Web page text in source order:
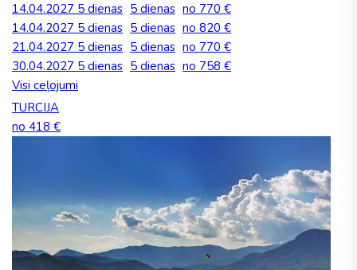
14.04.2027 5 dienas 5 dienas no 770 €
14.04.2027 5 dienas 5 dienas no 820 €
21.04.2027 5 dienas 5 dienas no 770 €
30.04.2027 5 dienas 5 dienas no 758 €
Visi ceļojumi
TURCIJA
no 418 €